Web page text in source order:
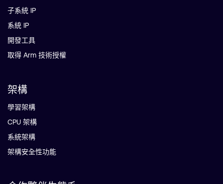
子系統 IP
系統 IP
開發工具
取得 Arm 技術授權
架構
學習架構
CPU 架構
系統架構
架構安全性功能